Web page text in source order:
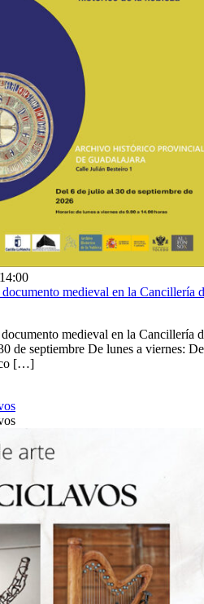
medieval en la Cancillería
medieval en la Cancillería
de septiembre De lunes a viernes: De
[…]